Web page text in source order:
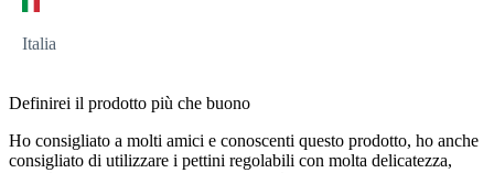
Italia
Definirei il prodotto più che buono
Ho consigliato a molti amici e conoscenti questo prodotto, ho anche
consigliato di utilizzare i pettini regolabili con molta delicatezza,